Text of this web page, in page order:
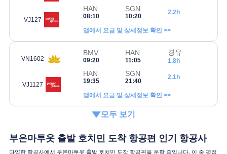
VJ127
HAN
08:10
SGN
10:20
2.2h
앱에서 요금 및 상세정보 확인 >>
VN1602
BMV
09:20
HAN
11:05
경유
1.8h
VJ1127
HAN
19:35
SGN
21:40
2.1h
앱에서 요금 및 상세정보 확인 >>
모두 보기
부온마투옷 출발 호치민 도착 항공편 인기 항공사
다양한 항공사에서 부온마투옷 출발 호치민 도착 항공편을 운항 중입니다. 이 중 평점